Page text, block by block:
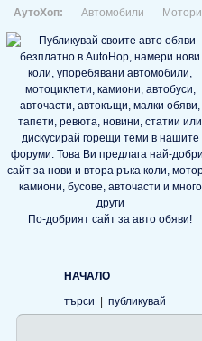
АутоХоп: Автомобили Мотори
По-добрият сайт за авто обяви!
НАЧАЛО
търси
публикувай